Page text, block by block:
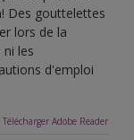
Des gouttelettes
lors de la
les
d'emploi
Télécharger Adobe Reader